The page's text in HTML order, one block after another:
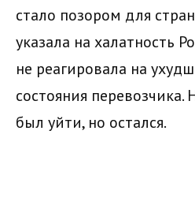
стало позором для
указала на халатность
не реагировала на
состояния
был уйти, но остался.